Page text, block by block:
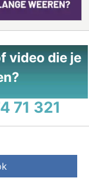
video die je
71 321